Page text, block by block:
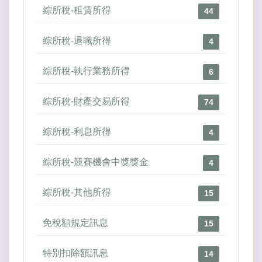
綜所稅-租賃所得 44
綜所稅-退職所得 4
綜所稅-執行業務所得 6
綜所稅-財產交易所得 74
綜所稅-利息所得 4
綜所稅-競賽機會中獎獎金 4
綜所稅-其他所得 15
免稅額規定訊息 15
特別扣除額訊息 14